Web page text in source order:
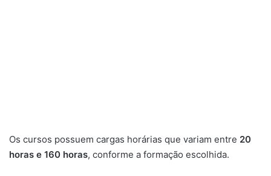
Os cursos possuem cargas horárias que variam entre 20
horas e 160 horas, conforme a formação escolhida.